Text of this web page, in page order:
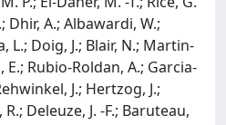
Dhir, A.; Albawardi, W.;
L.; Doig, J.; Blair, N.; Martin-
E.; Rubio-Roldan, A.; Garcia-
J.; Hertzog, J.;
Deleuze, J. -F.; Baruteau,